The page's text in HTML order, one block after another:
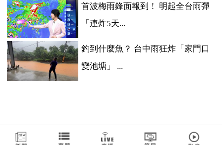
首波梅雨鋒面報到！ 明起全台雨彈
「連炸5天...
釣到什麼魚？ 台中雨狂炸「家門口
變池塘」 ...